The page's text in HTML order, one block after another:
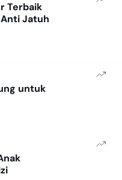
Terbaik
Jatuh
untuk